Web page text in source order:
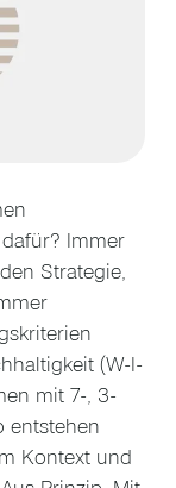
Immer
Strategie,
(W-I-
mit 7-, 3-
entstehen
Kontext und